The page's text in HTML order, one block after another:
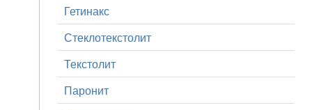
Гетинакс
Стеклотекстолит
Текстолит
Паронит